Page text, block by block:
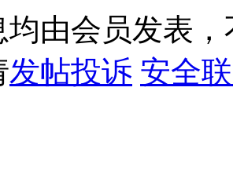
由会员发表
发帖投诉 安全